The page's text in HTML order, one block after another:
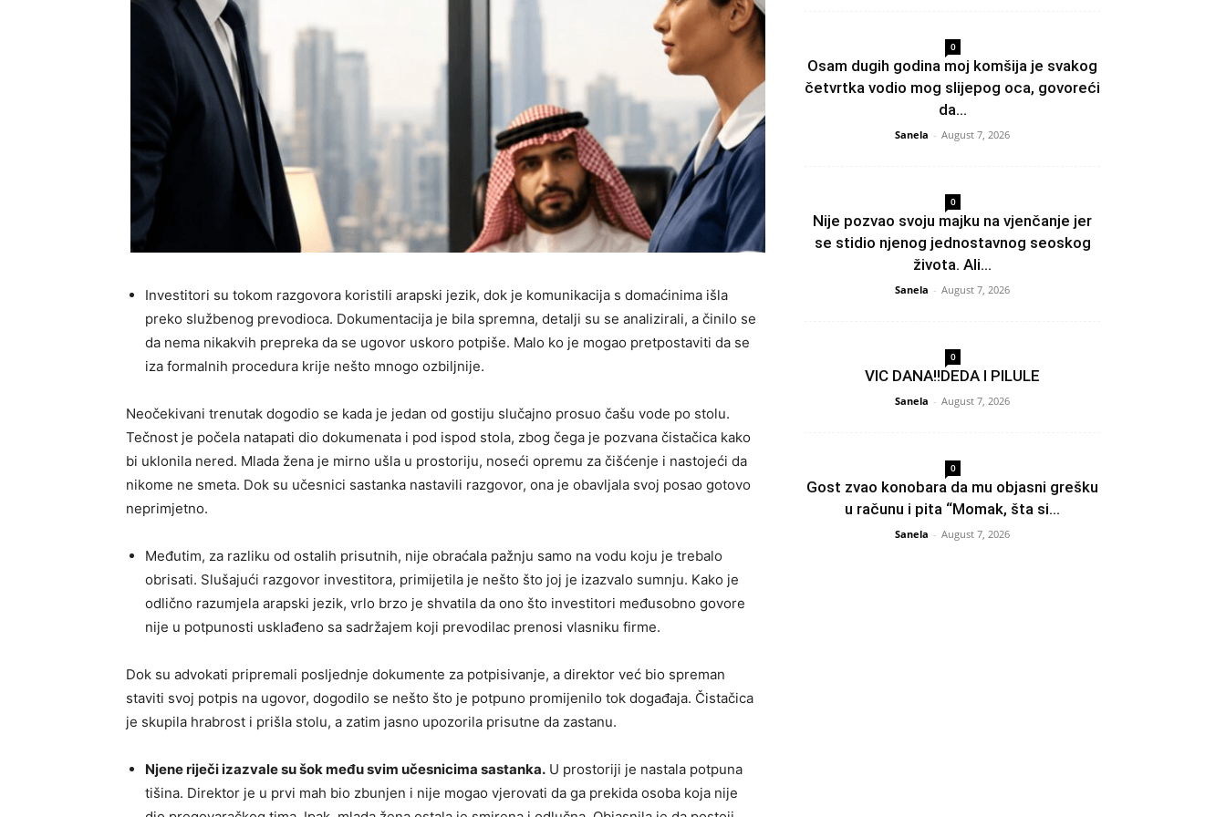
Investitori su tokom razgovora koristili arapski jezik, dok je komunikacija s domaćinima išla
preko službenog prevodioca. Dokumentacija je bila spremna, detalji su se analizirali, a činilo se
da nema nikakvih prepreka da se ugovor uskoro potpiše. Malo ko je mogao pretpostaviti da se
iza formalnih procedura krije nešto mnogo ozbiljnije.
Neočekivani trenutak dogodio se kada je jedan od gostiju slučajno prosuo čašu vode po stolu.
Tečnost je počela natapati dio dokumenata i pod ispod stola, zbog čega je pozvana čistačica kako
bi uklonila nered. Mlada žena je mirno ušla u prostoriju, noseći opremu za čišćenje i nastojeći da
nikome ne smeta. Dok su učesnici sastanka nastavili razgovor, ona je obavljala svoj posao gotovo
neprimjetno.
Međutim, za razliku od ostalih prisutnih, nije obraćala pažnju samo na vodu koju je trebalo
obrisati. Slušajući razgovor investitora, primijetila je nešto što joj je izazvalo sumnju. Kako je
odlično razumjela arapski jezik, vrlo brzo je shvatila da ono što investitori međusobno govore
nije u potpunosti usklađeno sa sadržajem koji prevodilac prenosi vlasniku firme.
Dok su advokati pripremali posljednje dokumente za potpisivanje, a direktor već bio spreman
staviti svoj potpis na ugovor, dogodilo se nešto što je potpuno promijenilo tok događaja. Čistačica
je skupila hrabrost i prišla stolu, a zatim jasno upozorila prisutne da zastanu.
Njene riječi izazvale su šok među svim učesnicima sastanka. U prostoriji je nastala potpuna
tišina. Direktor je u prvi mah bio zbunjen i nije mogao vjerovati da ga prekida osoba koja nije
0
Osam dugih godina moj komšija je svakog
četvrtka vodio mog slijepog oca, govoreći
da...
Sanela - August 7, 2026
0
Nije pozvao svoju majku na vjenčanje jer
se stidio njenog jednostavnog seoskog
života. Ali...
Sanela - August 7, 2026
0
VIC DANA!!DEDA I PILULE
Sanela - August 7, 2026
0
Gost zvao konobara da mu objasni grešku
u računu i pita “Momak, šta si...
Sanela - August 7, 2026